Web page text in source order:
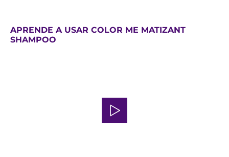
APRENDE A USAR COLOR ME MATIZANT
SHAMPOO